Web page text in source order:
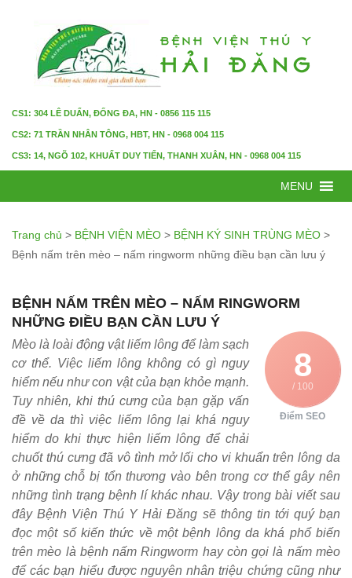
CS1: 304 LÊ DUẨN, ĐỐNG ĐA, HN - 0856 115 115
CS2: 71 TRẦN NHÂN TÔNG, HBT, HN - 0968 004 115
CS3: 14, NGÕ 102, KHUẤT DUY TIẾN, THANH XUÂN, HN - 0968 004 115
MENU
Trang chủ > BỆNH VIỆN MÈO > BỆNH KÝ SINH TRÙNG MÈO >
Bệnh nấm trên mèo – nấm ringworm những điều bạn cần lưu ý
BỆNH NẤM TRÊN MÈO – NẤM RINGWORM
NHỮNG ĐIỀU BẠN CẦN LƯU Ý
8
/ 100
Điểm SEO
Mèo là loài động vật liếm lông để làm sạch
cơ thể. Việc liếm lông không có gì nguy
hiểm nếu như con vật của bạn khỏe mạnh.
Tuy nhiên, khi thú cưng của bạn gặp vấn
đề về da thì việc liếm lông lại khá nguy
hiểm do khi thực hiện liếm lông để chải
chuốt thú cưng đã vô tình mở lối cho vi khuẩn trên lông da
ở những chỗ bị tổn thương vào bên trong cơ thể gây nên
những tình trạng bệnh lí khác nhau. Vậy trong bài viết sau
đây Bệnh Viện Thú Y Hải Đăng sẽ thông tin tới quý bạn
đọc một số kiến thức về một bệnh lông da khá phổ biến
trên mèo là bệnh nấm Ringworm hay còn gọi là nấm mèo
để các bạn hiểu được nguyên nhân triệu chứng cũng như